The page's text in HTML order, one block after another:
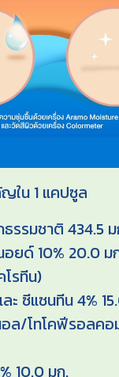
ใน 1 แคปซูล
รรมชาติ 434.5
อยด์ 10% 20.0 ม
โรทีน)
ะ ซีแซนทีน 4%
อล/โทโคฟีรอลคอ
10.0 มก.